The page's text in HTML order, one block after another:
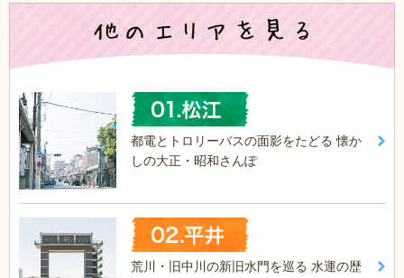
都電とトロリーバスの面影をたどる 懐か
しの大正・昭和さんぽ
荒川・旧中川の新旧水門を巡る 水運の歴